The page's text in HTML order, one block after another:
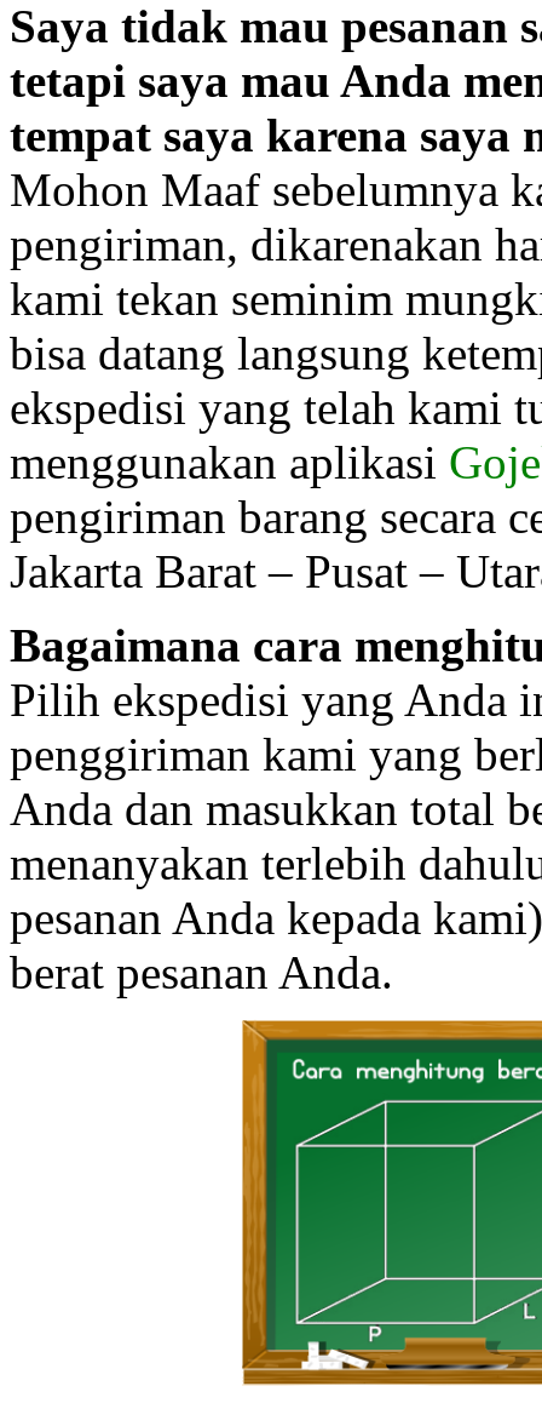
Saya tidak mau pesanan
tetapi saya mau Anda
tempat saya karena saya
Mohon Maaf sebelumnya
pengiriman, dikarenakan
kami tekan seminim
bisa datang langsung
ekspedisi yang telah kami
menggunakan aplikasi
pengiriman barang secara
Jakarta Barat – Pusat –
Bagaimana cara
Pilih ekspedisi yang Anda
penggiriman kami yang
Anda dan masukkan total
menanyakan terlebih
pesanan Anda kepada
berat pesanan Anda.